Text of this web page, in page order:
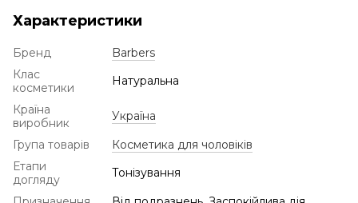
Характеристики
Бренд
Barbers
Клас
косметики
Натуральна
Країна
виробник
Україна
Група товарів
Косметика для чоловіків
Етапи
догляду
Тонізування